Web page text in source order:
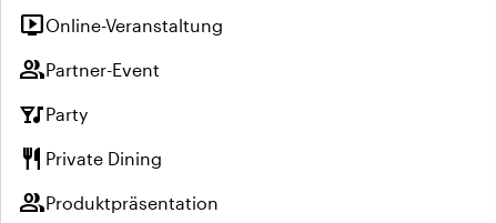
live_tvOnline-Veranstaltung
groupPartner-Event
nightlifeParty
restaurant Private Dining
groupProduktpräsentation